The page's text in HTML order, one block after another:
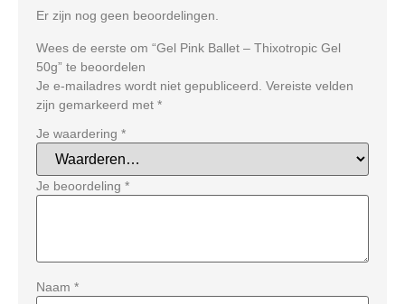
Er zijn nog geen beoordelingen.
Wees de eerste om “Gel Pink Ballet – Thixotropic Gel
50g” te beoordelen
Je e-mailadres wordt niet gepubliceerd. Vereiste velden
zijn gemarkeerd met *
Je waardering *
Je beoordeling *
Naam *